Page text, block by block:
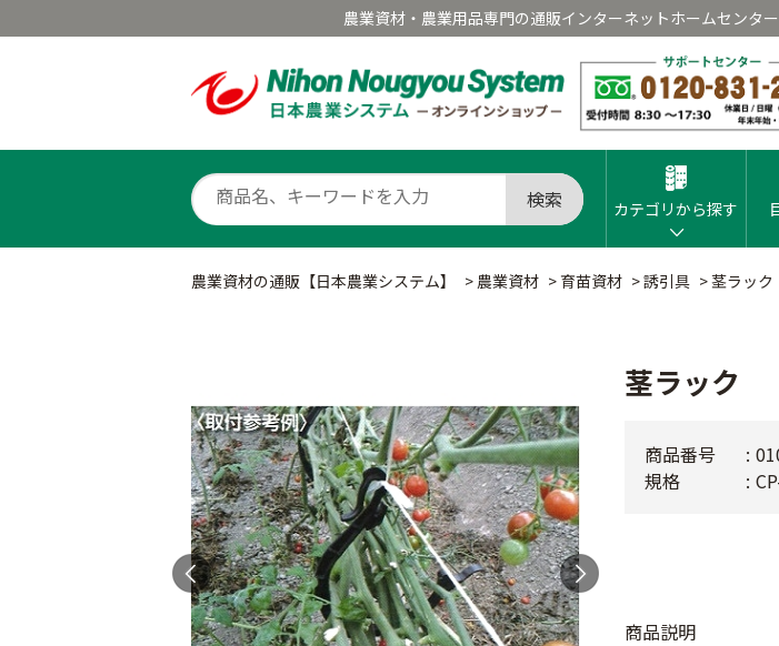
農業資材・農業用品専門の通販インターネットホームセンタ
検索 カテゴリから探す
農業資材の通販【日本農業システム】 > 農業資材 > 育苗資材 >誘引具 >茎ラック
茎ラック
商品説明
商品番号
規格